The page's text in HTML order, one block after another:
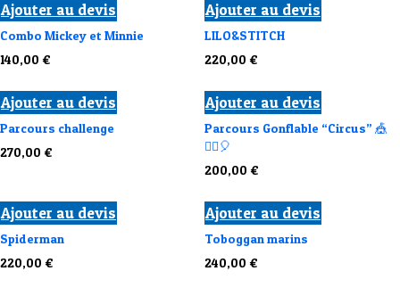
Ajouter au devis
Combo Mickey et Minnie
140,00 €
Ajouter au devis
LILO&STITCH
220,00 €
Ajouter au devis
Parcours challenge
270,00 €
Ajouter au devis
Parcours Gonflable “Circus” 🎪
🤹‍♂️🎈
200,00 €
Ajouter au devis
Spiderman
220,00 €
Ajouter au devis
Toboggan marins
240,00 €